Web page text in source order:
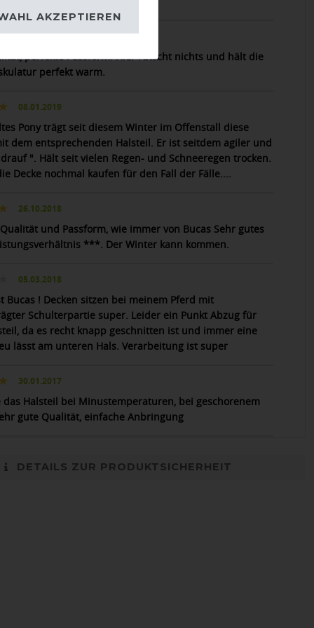
21.12.2022
perfekte Passform. Hier rutscht nichts und hält die
perfekt warm.
08.01.2019
Pony trägt seit diesem Winter im Offenstall diese
dem entsprechenden Halsteil. Er ist seitdem agiler und
". Hält seit vielen Regen- und Schneeregen trocken.
Decke nochmal kaufen für den Fall der Fälle....
26.10.2018
und Passform, wie immer von Bucas Sehr gutes
***. Der Winter kann kommen.
05.03.2018
Bucas ! Decken sitzen bei meinem Pferd mit
Schulterpartie super. Leider ein Punkt Abzug für
da es recht knapp geschnitten ist und immer eine
lässt am unteren Hals. Verarbeitung ist super
30.01.2017
das Halsteil bei Minustemperaturen, bei geschorenem
gute Qualität, einfache Anbringung
DETAILS ZUR PRODUKTSICHERHEIT
AKZEPTIEREN